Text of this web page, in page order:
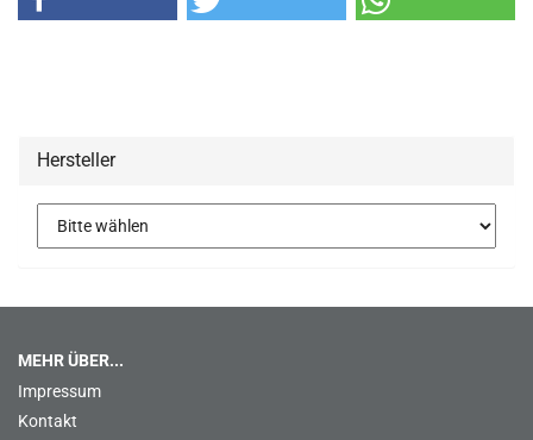
Hersteller
MEHR ÜBER...
Impressum
Kontakt